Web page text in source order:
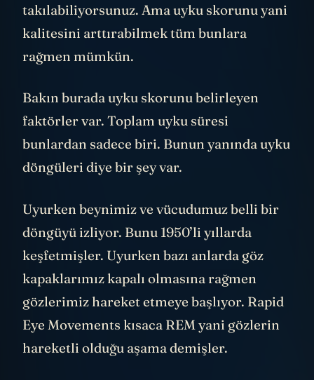
takılabiliyorsunuz. Ama uyku skorunu yani
kalitesini arttırabilmek tüm bunlara
rağmen mümkün.
Bakın burada uyku skorunu belirleyen
faktörler var. Toplam uyku süresi
bunlardan sadece biri. Bunun yanında uyku
döngüleri diye bir şey var.
Uyurken beynimiz ve vücudumuz belli bir
döngüyü izliyor. Bunu 1950’li yıllarda
keşfetmişler. Uyurken bazı anlarda göz
kapaklarımız kapalı olmasına rağmen
gözlerimiz hareket etmeye başlıyor. Rapid
Eye Movements kısaca REM yani gözlerin
hareketli olduğu aşama demişler.